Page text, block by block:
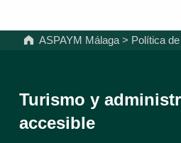
ASPAYM Málaga > Política
Turismo y
accesible